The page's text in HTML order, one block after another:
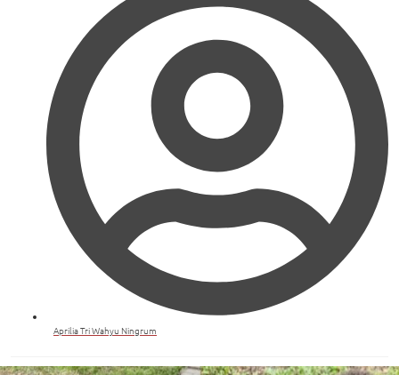
Aprilia Tri Wahyu Ningrum